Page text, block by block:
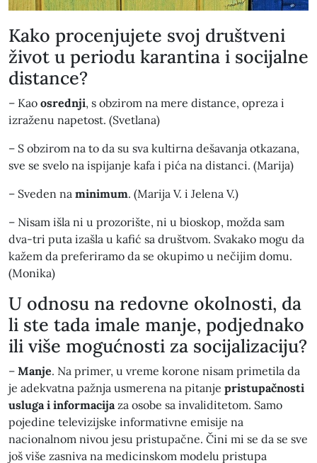
Kako procenjujete svoj društveni
život u periodu karantina i socijalne
distance?
– Kao osrednji, s obzirom na mere distance, opreza i
izraženu napetost. (Svetlana)
– S obzirom na to da su sva kultirna dešavanja otkazana,
sve se svelo na ispijanje kafa i pića na distanci. (Marija)
– Sveden na minimum. (Marija V. i Jelena V.)
– Nisam išla ni u prozorište, ni u bioskop, možda sam
dva-tri puta izašla u kafić sa društvom. Svakako mogu da
kažem da preferiramo da se okupimo u nečijim domu.
(Monika)
U odnosu na redovne okolnosti, da
li ste tada imale manje, podjednako
ili više mogućnosti za socijalizaciju?
– Manje. Na primer, u vreme korone nisam primetila da
je adekvatna pažnja usmerena na pitanje pristupačnosti
usluga i informacija za osobe sa invaliditetom. Samo
pojedine televizijske informativne emisije na
nacionalnom nivou jesu pristupačne. Čini mi se da se sve
još više zasniva na medicinskom modelu pristupa